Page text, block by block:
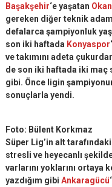
Başakşehir‘e yaşatan
gereken diğer teknik
defalarca şampiyonluk
son iki haftada Konyaspor
ve takımını adeta
de son iki haftada iki maç
gibi. Önce ligin
sonuçlarla yendi.
Foto: Bülent Korkmaz
Süper Lig’in alt
stresli ve heyecanlı
varlarını yoklarını ortaya
yazdığım gibi Ankaragücü